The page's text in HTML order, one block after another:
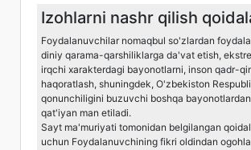
Izohlarni nashr qilish
Foydalanuvchilar nomaqbul so'zlardan
diniy qarama-qarshiliklarga da'vat etish,
irqchi xarakterdagi bayonotlarni, inson qadr-
haqoratlash, shuningdek, O'zbekiston
qonunchiligini buzuvchi boshqa
qat'iyan man etiladi.
Sayt ma'muriyati tomonidan belgilangan
uchun Foydalanuvchining fikri oldindan